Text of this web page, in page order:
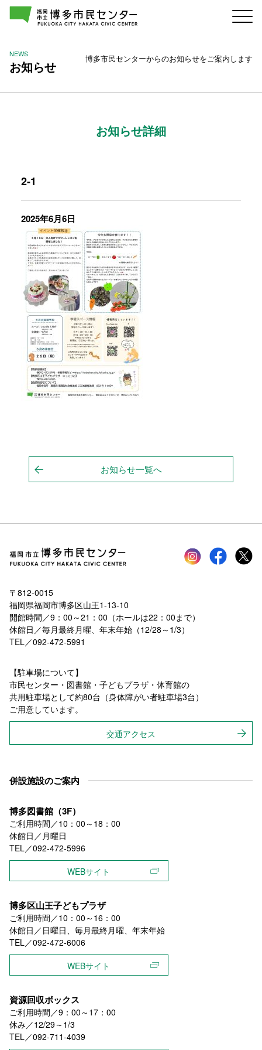
NEWS
お知らせ 博多市民センターからのお知らせをご案内します
お知らせ詳細
2-1
2025年6月6日
お知らせ一覧へ
Instagramfacebook
〒812-0015
福岡県福岡市博多区山王1-13-10
開館時間／9：00～21：00（ホールは22：00まで）
休館日／毎月最終月曜、年末年始（12/28～1/3）
TEL／092-472-5991
【駐車場について】
市民センター・図書館・子どもプラザ・体育館の
共用駐車場として約80台（身体障がい者駐車場3台）
ご用意しています。
交通アクセス
併設施設のご案内
博多図書館（3F）
ご利用時間／10：00～18：00
休館日／月曜日
TEL／092-472-5996
WEBサイト
博多区山王子どもプラザ
ご利用時間／10：00～16：00
休館日／日曜日、毎月最終月曜、年末年始
TEL／092-472-6006
WEBサイト
資源回収ボックス
ご利用時間／9：00～17：00
休み／12/29～1/3
TEL／092-711-4039